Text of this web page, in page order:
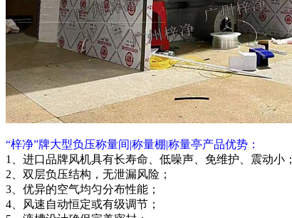
“梓净”牌大型负压称量间|称量棚|称量亭产品优势：
1、进口品牌风机具有长寿命、低噪声、免维护、震动小；
2、双层负压结构，无泄漏风险；
3、优异的空气均匀分布性能；
4、风速自动恒定或有级调节；